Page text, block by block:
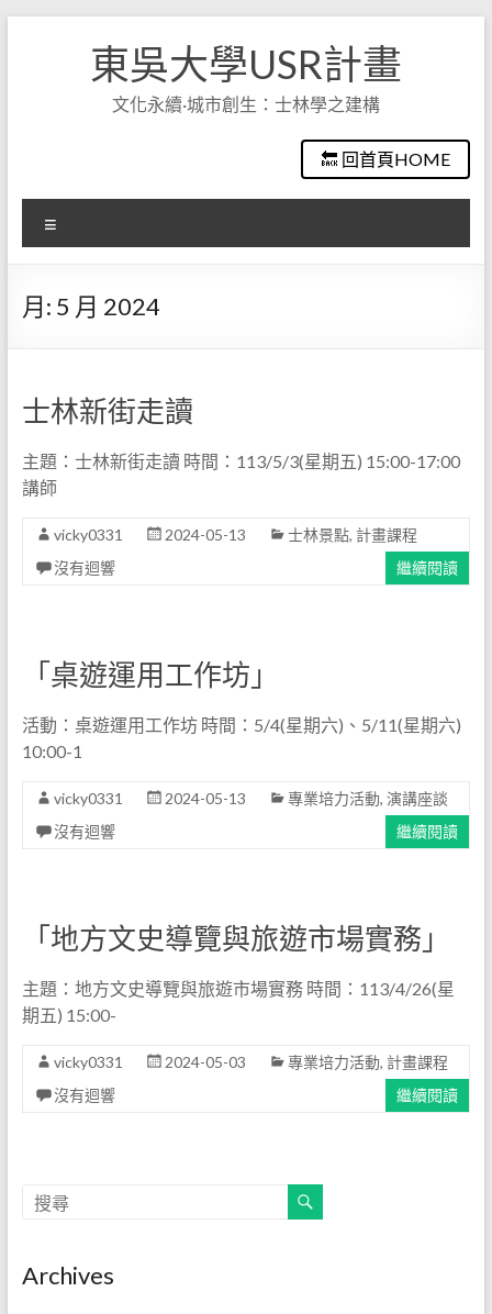
東吳大學USR計畫
文化永續·城市創生：士林學之建構
🔙 回首頁HOME
單
月: 5 月 2024
士林新街走讀
主題：士林新街走讀 時間：113/5/3(星期五) 15:00-17:00
講師
vicky0331 2024-05-13 士林景點, 計畫課程
沒有迴響
繼續閱讀
「桌遊運用工作坊」
活動：桌遊運用工作坊 時間：5/4(星期六)、5/11(星期六)
10:00-1
vicky0331 2024-05-13 專業培力活動, 演講座談
沒有迴響
繼續閱讀
「地方文史導覽與旅遊市場實務」
主題：地方文史導覽與旅遊市場實務 時間：113/4/26(星
期五) 15:00-
vicky0331 2024-05-03 專業培力活動, 計畫課程
沒有迴響
繼續閱讀
Archives